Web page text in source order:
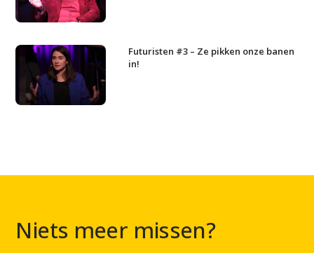
Futuristen #3 – Ze pikken onze banen
in!
Niets meer missen?